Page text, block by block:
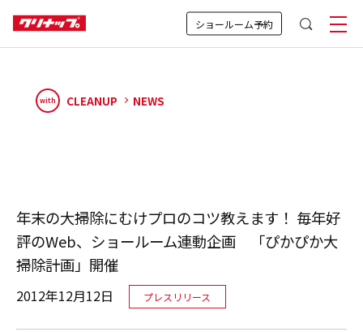
ショールーム予約
with CLEANUP NEWS
年末の大掃除にむけプロのコツ教えます！ 毎年好
評のWeb、ショールーム連動企画 「ぴかぴか大
掃除計画」開催
2012年12月12日 プレスリリース